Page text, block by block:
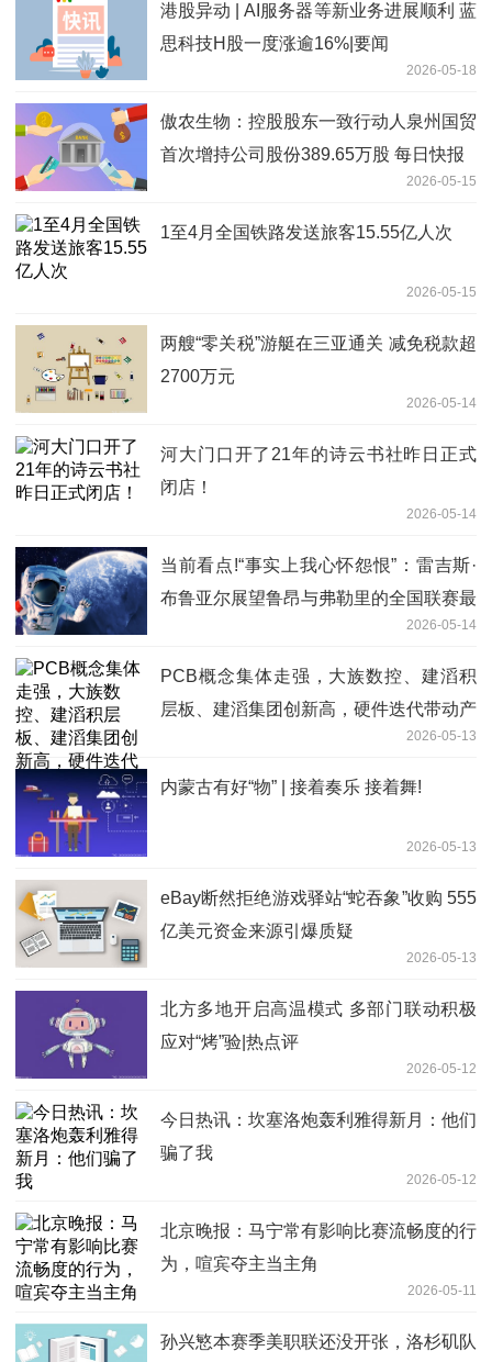
港股异动 | AI服务器等新业务进展顺利 蓝
思科技H股一度涨逾16%|要闻
2026-05-18
傲农生物：控股股东一致行动人泉州国贸
首次增持公司股份389.65万股 每日快报
2026-05-15
1至4月全国铁路发送旅客15.55亿人次
2026-05-15
两艘“零关税”游艇在三亚通关 减免税款超
2700万元
2026-05-14
河大门口开了21年的诗云书社昨日正式
闭店！
2026-05-14
当前看点!“事实上我心怀怨恨”：雷吉斯·
布鲁亚尔展望鲁昂与弗勒里的全国联赛最
2026-05-14
PCB概念集体走强，大族数控、建滔积
层板、建滔集团创新高，硬件迭代带动产
2026-05-13
内蒙古有好“物” | 接着奏乐 接着舞!
2026-05-13
eBay断然拒绝游戏驿站“蛇吞象”收购 555
亿美元资金来源引爆质疑
2026-05-13
北方多地开启高温模式 多部门联动积极
应对“烤”验|热点评
2026-05-12
今日热讯：坎塞洛炮轰利雅得新月：他们
骗了我
2026-05-12
北京晚报：马宁常有影响比赛流畅度的行
为，喧宾夺主当主角
2026-05-11
孙兴慜本赛季美职联还没开张，洛杉矶队